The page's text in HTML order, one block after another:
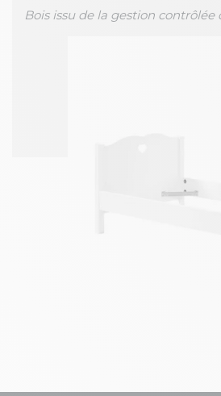
Bois issu de la gestion contrôlée